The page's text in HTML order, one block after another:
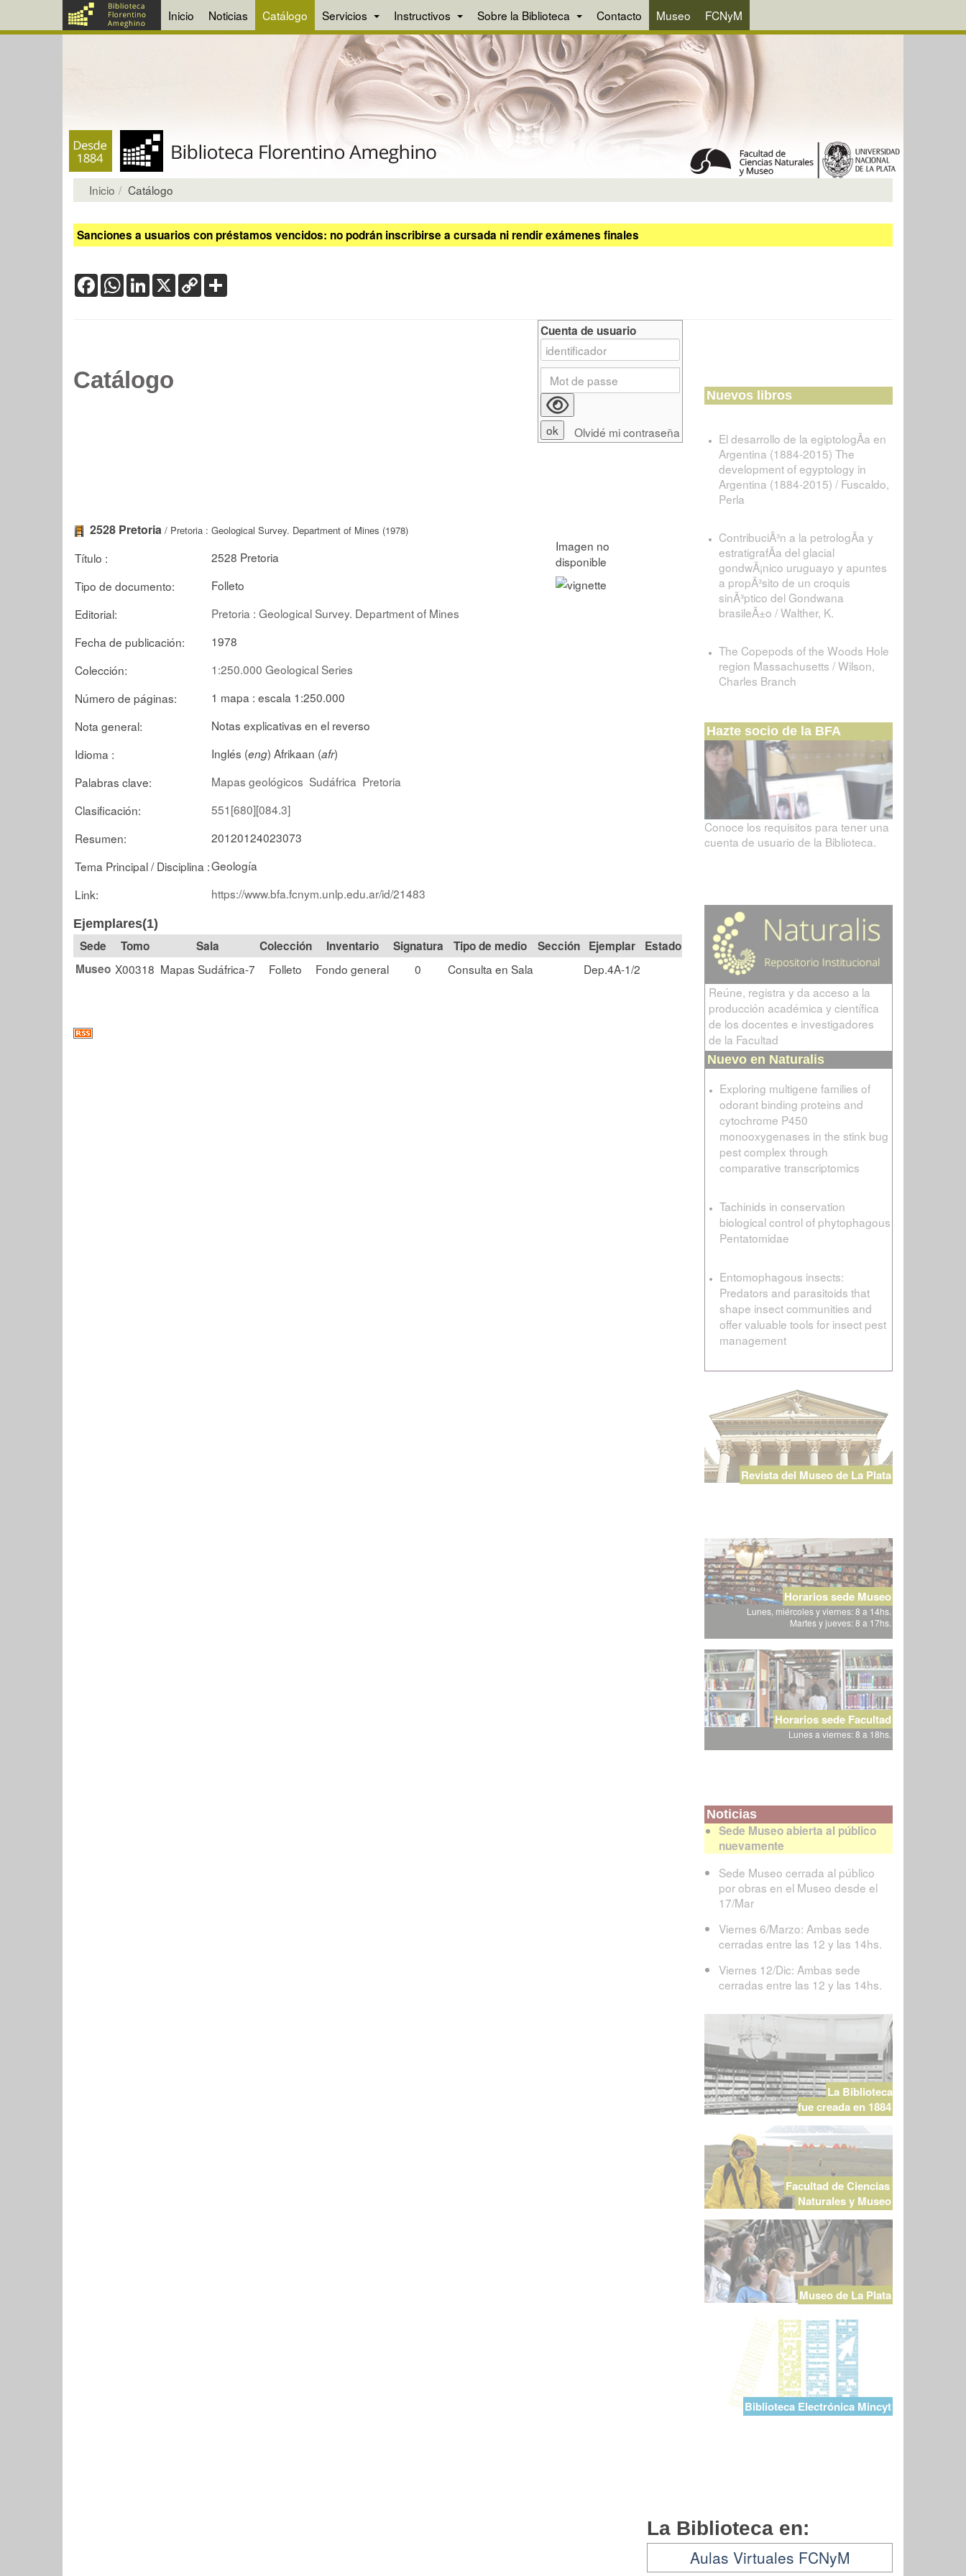
Inicio Noticias Catálogo Servicios Instructivos Sobre la Biblioteca Contacto Museo FCNyM
Inicio Catálogo
Sanciones a usuarios con préstamos vencidos: no podrán inscribirse a cursada ni rendir exámenes finales
FacebookWhatsApp
LinkedIn
X Copy
Link
Catálogo
2528 Pretoria / Pretoria : Geological Survey. Department of Mines (1978)
Título :
2528 Pretoria
Tipo de documento:
Folleto
Editorial:
Pretoria : Geological Survey. Department of Mines
Fecha de publicación:
1978
Colección:
1:250.000 Geological Series
Número de páginas:
1 mapa : escala 1:250.000
Nota general:
Notas explicativas en el reverso
Idioma :
Inglés (eng) Afrikaan (afr)
Palabras clave:
Mapas geológicos Sudáfrica Pretoria
Clasificación:
551[680][084.3]
Resumen:
20120124023073
Tema Principal / Disciplina :Geología
Link:
https://www.bfa.fcnym.unlp.edu.ar/id/21483
Ejemplares(1)
Tomo Sala Colección Signatura Tipo de medio Sección
Estado
Museo X00318 Mapas Sudáfrica-7 Folleto Fondo general 0 Consulta en Sala Dep.4A-1/2
Cuenta de usuario
Olvidé mi contraseña
Nuevos libros
El desarrollo de la egiptologÃ­a en
Argentina (1884-2015) The
development of egyptology in
Argentina (1884-2015) / Fuscaldo,
Perla
ContribuciÃ³n a la petrologÃ­a y
estratigrafÃ­a del glacial
gondwÃ¡nico uruguayo y apuntes
a propÃ³sito de un croquis
sinÃ³ptico del Gondwana
brasileÃ±o / Walther, K.
The Copepods of the Woods Hole
region Massachusetts / Wilson,
Charles Branch
Hazte socio de la BFA
Conoce los requisitos para tener una
cuenta de usuario de la Biblioteca.
Reúne, registra y da acceso a la
producción académica y científica
de los docentes e investigadores
de la Facultad
Nuevo en Naturalis
Exploring multigene families of
odorant binding proteins and
cytochrome P450
monooxygenases in the stink bug
pest complex through
comparative transcriptomics
Tachinids in conservation
biological control of phytophagous
Pentatomidae
Entomophagous insects:
Predators and parasitoids that
shape insect communities and
offer valuable tools for insect pest
management
Revista del Museo de La Plata
Horarios sede Museo
Lunes, miércoles y viernes: 8 a 14hs.
Martes y jueves: 8 a 17hs.
Horarios sede Facultad
Lunes a viernes: 8 a 18hs.
Noticias
Sede Museo abierta al público
nuevamente
Sede Museo cerrada al público
por obras en el Museo desde el
17/Mar
Viernes 6/Marzo: Ambas sede
cerradas entre las 12 y las 14hs.
Viernes 12/Dic: Ambas sede
cerradas entre las 12 y las 14hs.
La Biblioteca
fue creada en 1884
Facultad de Ciencias
Naturales y Museo
Museo de La Plata
Biblioteca Electrónica Mincyt
La Biblioteca en:
Aulas Virtuales FCNyM